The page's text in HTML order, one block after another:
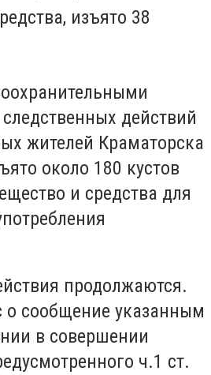
изъято 38
действий
жителей Краматорска
около 180 кустов
и средства для
продолжаются.
о сообщение указанным
в совершении
ч.1 ст.